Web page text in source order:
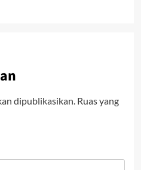
dipublikasikan. Ruas yang